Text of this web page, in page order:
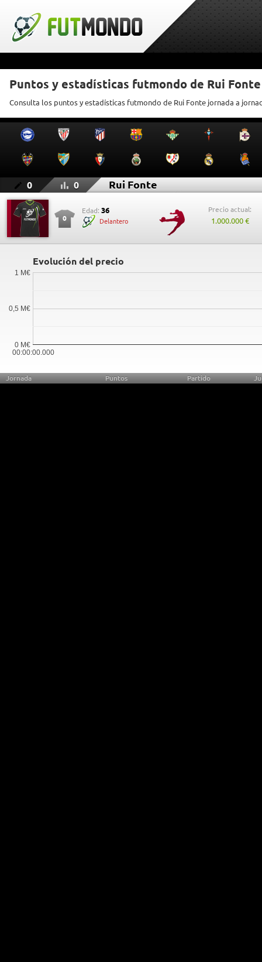
Puntos y estadísticas futmondo de Rui Fonte
Consulta los puntos y estadísticas futmondo de Rui Fonte jornada a
0 0 Rui Fonte
0
Edad: 36
Delantero
Precio actual:
1.000.000 €
Evolución del precio
00:00:00.000
0 M€
0,5 M€
1 M€
Jornada Puntos Partido